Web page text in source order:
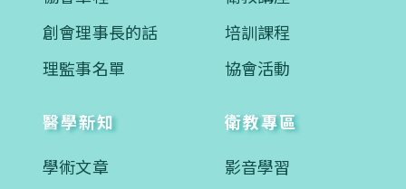
創會理事長的話
理監事名單
培訓課程
協會活動
醫學新知
學術文章
衛教專區
影音學習